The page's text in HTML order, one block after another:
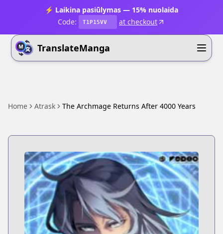
⚡ Laikina pasiūlymas — 15% nuolaida
Code:
T1P15VV at checkout
TranslateManga
Home Atrask The Archmage Returns After 4000 Years